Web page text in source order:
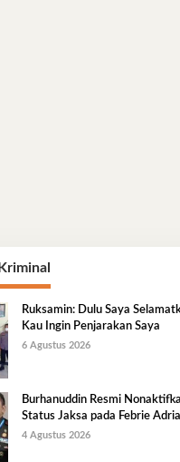
Ruksamin: Dulu Saya
Kau Ingin Penjarakan Saya
6 Agustus 2026
Burhanuddin Resmi
Status Jaksa pada Febrie
4 Agustus 2026